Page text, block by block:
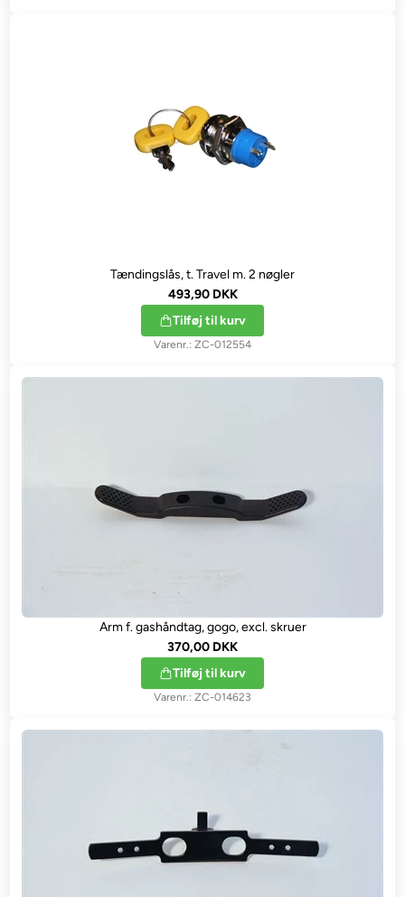
Tændingslås, t. Travel m. 2 nøgler
493,90 DKK
Tilføj til kurv
ZC-012554
Arm f. gashåndtag, gogo, excl. skruer
370,00 DKK
Tilføj til kurv
ZC-014623